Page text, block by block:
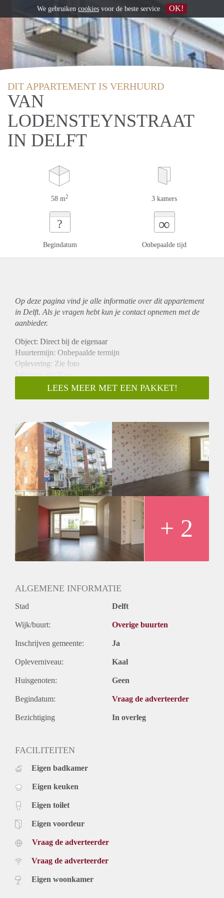
DIT APPARTEMENT IS VERHUURD
VAN
LODENSTEYNSTRAAT
IN DELFT
58 m2 3 kamers
?
Begindatum
∞
Onbepaalde tijd
Op deze pagina vind je alle informatie over ditappartement
in Delft. Als je vragen hebt kun je contact opnemen met de
aanbieder.
Object: Direct bij de eigenaar
Huurtermijn: Onbepaalde termijn
Oplevering: Zie foto
Inkomen eis: Nee
Garantiestelling mogelijk: Nee
Borg: 1 Maand
Huisdieren toegestaan: Afhankelijk van de Eigenaar
Huurtoeslag grens: Ja
Geschikt voor studenten: Afhankelijk van de Eigenaar
LEES MEER MET EEN PAKKET!
+ 2
ALGEMENE INFORMATIE
Stad Delft
Wijk/buurt: Overige buurten
Inschrijven gemeente: Ja
Opleverniveau: Kaal
Huisgenoten: Geen
Begindatum: Vraag de adverteerder
Bezichtiging In overleg
FACILITEITEN
Eigen badkamer
Eigen keuken
Eigen toilet
Eigen voordeur
Vraag de adverteerder
Vraag de adverteerder
Eigen woonkamer
We gebruiken cookies voor de beste service OK!